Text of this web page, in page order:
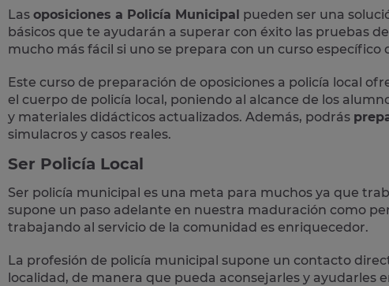
Las oposiciones a Policía Municipal pueden ser una
básicos que te ayudarán a superar con éxito las pruebas
mucho más fácil si uno se prepara con un curso específico
Este curso de preparación de oposiciones a policía local
el cuerpo de policía local, poniendo al alcance de los
y materiales didácticos actualizados. Además, podrás
simulacros y casos reales.
Ser Policía Local
Ser policía municipal es una meta para muchos ya que
supone un paso adelante en nuestra maduración como
trabajando al servicio de la comunidad es enriquecedor.
La profesión de policía municipal supone un contacto
localidad, de manera que pueda aconsejarles y ayudarles